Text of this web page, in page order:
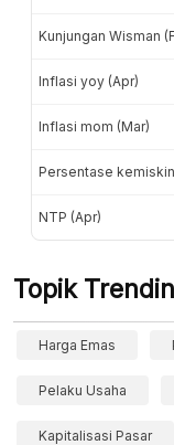
Kunjungan Wisman
Inflasi yoy (Apr)
Inflasi mom (Mar)
Persentase
NTP (Apr)
Topik
Harga Emas
Pelaku Usaha
Kapitalisasi Pasar